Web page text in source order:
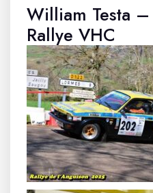
William Testa
Rallye VHC